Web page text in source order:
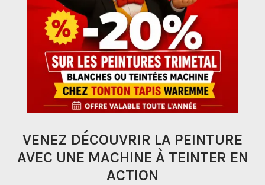
VENEZ DÉCOUVRIR LA PEINTURE
AVEC UNE MACHINE À TEINTER EN
ACTION